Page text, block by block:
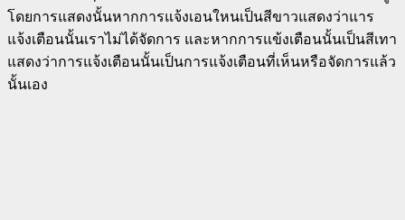
โดยการแสดงนั้นหากการแจ้งเอนใหนเป็นสีขาวแสดงว่าแาร
แจ้งเตือนนั้นเราไม่ได้จัดการ และหากการแข้งเตือนนั้นเป็นสีเทา
แสดงว่าการแจ้งเตือนนั้นเป็นการแจ้งเตือนที่เห็นหรือจัดการแล้ว
นั้นเอง